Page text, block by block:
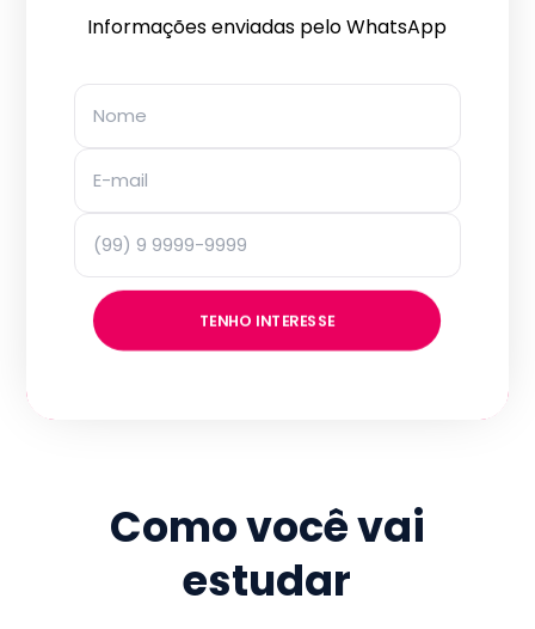
Informações enviadas pelo WhatsApp
TENHO INTERESSE
Como você vai
estudar